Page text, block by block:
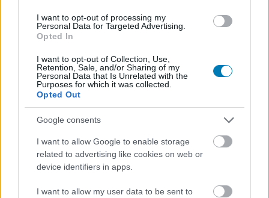
I want to opt-out of processing my
Personal Data for Targeted Advertising.
Opted In
I want to opt-out of Collection, Use,
Retention, Sale, and/or Sharing of my
Personal Data that Is Unrelated with the
Purposes for which it was collected.
Opted Out
Google consents
I want to allow Google to enable storage
related to advertising like cookies on web or
device identifiers in apps.
I want to allow my user data to be sent to
Operation Wind Bastion operátorait
| 2018.11.13 19:40
másikat pedig egy kiszivárgott videón láthatjuk.